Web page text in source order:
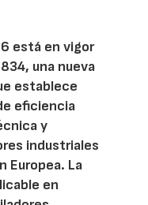
está en vigor
una nueva
establece
eficiencia
y
industriales
Europea. La
en